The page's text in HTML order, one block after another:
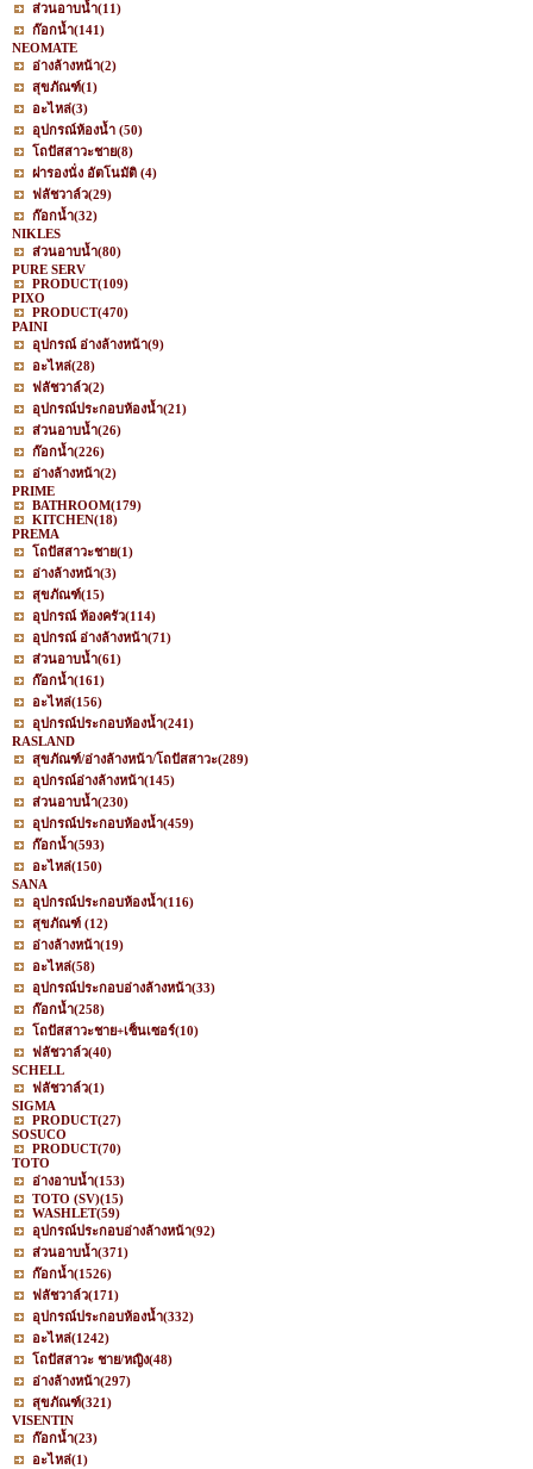
ส่วนอาบน้ำ(11)
ก๊อกน้ำ(141)
NEOMATE
อ่างล้างหน้า(2)
สุขภัณฑ์(1)
อะไหล่(3)
อุปกรณ์ห้องน้ำ (50)
โถปัสสาวะชาย(8)
ฝารองนั่ง อัตโนมัติ (4)
ฟลัชวาล์ว(29)
ก๊อกน้ำ(32)
NIKLES
ส่วนอาบน้ำ(80)
PURE SERV
PRODUCT(109)
PIXO
PRODUCT(470)
PAINI
อุปกรณ์ อ่างล้างหน้า(9)
อะไหล่(28)
ฟลัชวาล์ว(2)
อุปกรณ์ประกอบห้องน้ำ(21)
ส่วนอาบน้ำ(26)
ก๊อกน้ำ(226)
อ่างล้างหน้า(2)
PRIME
BATHROOM(179)
KITCHEN(18)
PREMA
โถปัสสาวะชาย(1)
อ่างล้างหน้า(3)
สุขภัณฑ์(15)
อุปกรณ์ ห้องครัว(114)
อุปกรณ์ อ่างล้างหน้า(71)
ส่วนอาบน้ำ(61)
ก๊อกน้ำ(161)
อะไหล่(156)
อุปกรณ์ประกอบห้องน้ำ(241)
RASLAND
สุขภัณฑ์/อ่างล้างหน้า/โถปัสสาวะ(289)
อุปกรณ์อ่างล้างหน้า(145)
ส่วนอาบน้ำ(230)
อุปกรณ์ประกอบห้องน้ำ(459)
ก๊อกน้ำ(593)
อะไหล่(150)
SANA
อุปกรณ์ประกอบห้องน้ำ(116)
สุขภัณฑ์ (12)
อ่างล้างหน้า(19)
อะไหล่(58)
อุปกรณ์ประกอบอ่างล้างหน้า(33)
ก๊อกน้ำ(258)
โถปัสสาวะชาย+เซ็นเซอร์(10)
ฟลัชวาล์ว(40)
SCHELL
ฟลัชวาล์ว(1)
SIGMA
PRODUCT(27)
SOSUCO
PRODUCT(70)
TOTO
อ่างอาบน้ำ(153)
TOTO (SV)(15)
WASHLET(59)
อุปกรณ์ประกอบอ่างล้างหน้า(92)
ส่วนอาบน้ำ(371)
ก๊อกน้ำ(1526)
ฟลัชวาล์ว(171)
อุปกรณ์ประกอบห้องน้ำ(332)
อะไหล่(1242)
โถปัสสาวะ ชาย/หญิง(48)
อ่างล้างหน้า(297)
สุขภัณฑ์(321)
VISENTIN
ก๊อกน้ำ(23)
อะไหล่(1)